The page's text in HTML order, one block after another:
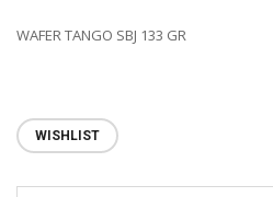
WAFER TANGO SBJ 133 GR
WISHLIST